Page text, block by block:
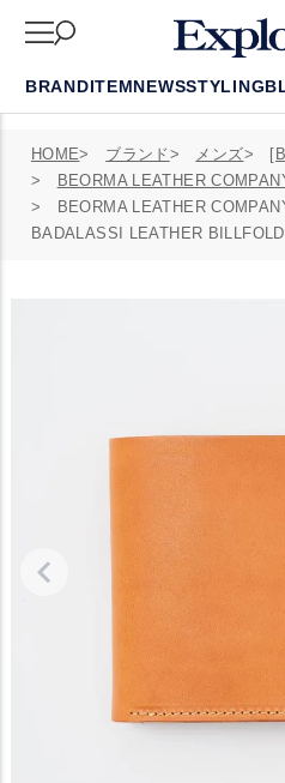
BRANDITEMNEWSSTYLING
HOME ブランド メンズ
[B]
BEORMA LEATHER
BEORMA LEATHER
BADALASSI LEATHER